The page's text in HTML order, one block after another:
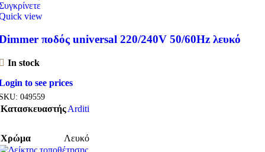
view
ποδός universal 220/240V 50/60Hz λευκό
In stock
to see prices
049559
ΚατασκευαστήςArditi
Χρώμα Λευκό